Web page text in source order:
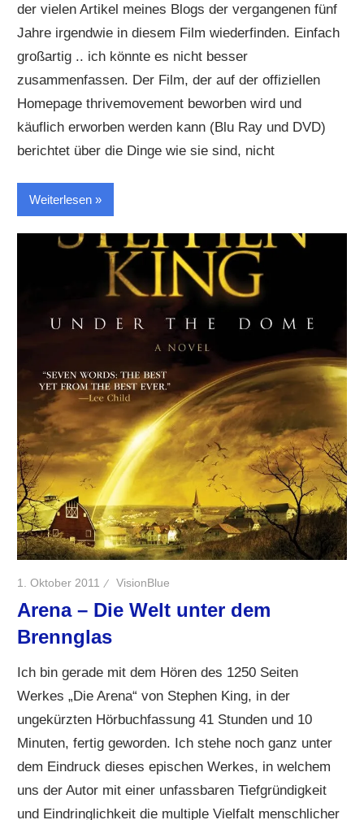
der vielen Artikel meines Blogs der vergangenen fünf
Jahre irgendwie in diesem Film wiederfinden. Einfach
großartig .. ich könnte es nicht besser
zusammenfassen. Der Film, der auf der offiziellen
Homepage thrivemovement beworben wird und
käuflich erworben werden kann (Blu Ray und DVD)
berichtet über die Dinge wie sie sind, nicht
Weiterlesen
1. Oktober 2011 VisionBlue
Arena – Die Welt unter dem
Brennglas
Ich bin gerade mit dem Hören des 1250 Seiten
Werkes „Die Arena“ von Stephen King, in der
ungekürzten Hörbuchfassung 41 Stunden und 10
Minuten, fertig geworden. Ich stehe noch ganz unter
dem Eindruck dieses epischen Werkes, in welchem
uns der Autor mit einer unfassbaren Tiefgründigkeit
und Eindringlichkeit die multiple Vielfalt menschlicher